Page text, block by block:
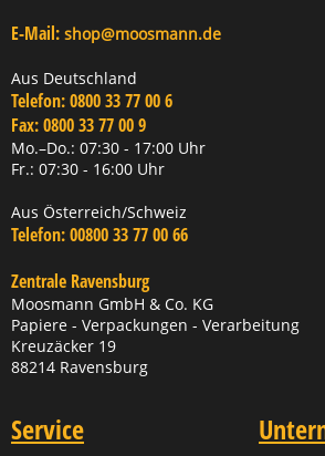
E-Mail: shop@moosmann.de
Aus Deutschland
Telefon:0800 33 77 00 6
Fax:0800 33 77 00 9
Mo.–Do.: 07:30 - 17:00 Uhr
Fr.: 07:30 - 16:00 Uhr
Aus Österreich/Schweiz
Telefon:00800 33 77 00 66
Zentrale Ravensburg
Moosmann GmbH & Co. KG
Papiere - Verpackungen - Verarbeitung
Kreuzäcker 19
88214 Ravensburg
Service